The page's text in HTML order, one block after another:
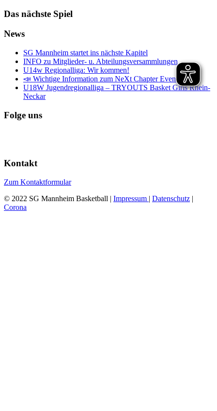
Das nächste Spiel
News
SG Mannheim startet ins nächste Kapitel
INFO zu Mitglieder- u. Abteilungsversammlungen
U14w Regionalliga: Wir kommen!
📣 Wichtige Information zum NeXt Chapter Event 📣
U18W Jugendregionalliga – TRYOUTS Basket Girls Rhein-
Neckar
Folge uns
Kontakt
Zum Kontaktformular
© 2022 SG Mannheim Basketball | Impressum | Datenschutz |
Corona